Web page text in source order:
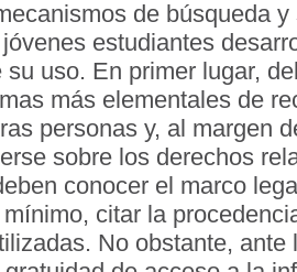
de búsqueda
estudiantes
uso. En primer lugar,
más elementales de
personas y, al margen
sobre los derechos
conocer el marco
citar la
No obstante, ante